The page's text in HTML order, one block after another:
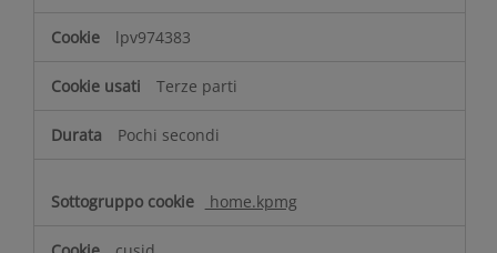
lpv974383
Terze parti
Pochi secondi
home.kpmg